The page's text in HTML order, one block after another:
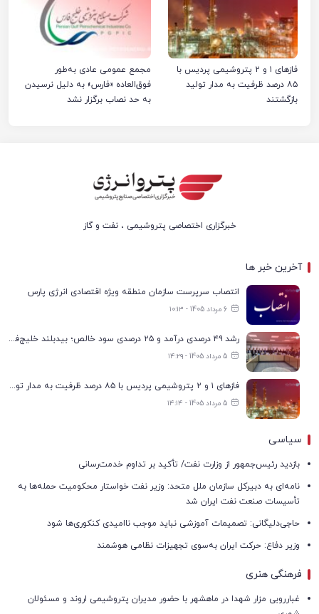
فازهای ۱ و ۲ پتروشیمی پردیس با
۸۵ درصد ظرفیت به مدار تولید
بازگشتند
مجمع عمومی عادی به‌طور
فوق‌العاده «فارس» به دلیل نرسیدن
به حد نصاب برگزار نشد
خبرگزاری اختصاصی پتروشیمی ، نفت و گاز
آخرین خبر ها
انتصاب سرپرست سازمان منطقه ویژه اقتصادی انرژی پارس
6 مرداد 1405 - ۱۰:۱۳
رشد ۴۹ درصدی درآمد و ۲۵ درصدی سود خالص؛ بیدبلند خلیج‌فارس سال ۱۴۰۴ را با رکوردهای جدید به پایان رساند
5 مرداد 1405 - ۱۴:۲۹
فازهای ۱ و ۲ پتروشیمی پردیس با ۸۵ درصد ظرفیت به مدار تولید بازگشتند
5 مرداد 1405 - ۱۴:۱۴
سیاسی
بازدید رئیس‌جمهور از وزارت نفت/ تأکید بر تداوم خدمت‌رسانی
نامه‌ای به دبیرکل سازمان ملل متحد: وزیر نفت خواستار محکومیت حمله‌ها به
تأسیسات صنعت نفت ایران شد
حاجی‌دلیگانی: تصمیمات آموزشی نباید موجب ناامیدی کنکوری‌ها شود
وزیر دفاع: حرکت ایران به‌سوی تجهیزات نظامی هوشمند
فرهنگی هنری
غبارروبی مزار شهدا در ماهشهر با حضور مدیران پتروشیمی اروند و مسئولان